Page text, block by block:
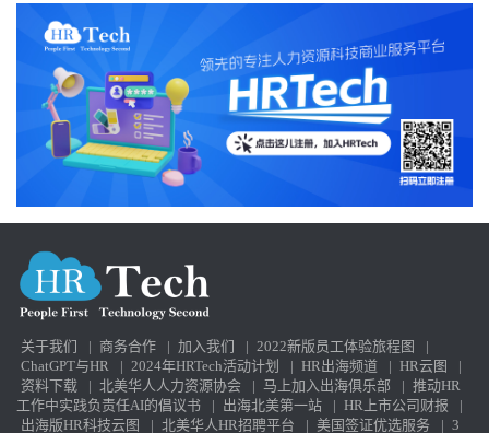
关于我们 | 商务合作 | 加入我们 | 2022新版员工体验旅程图
|
ChatGPT与HR
| 2024年HRTech活动计划 | HR出海频道 | HR云图
|
资料下载
| 北美华人人力资源协会 | 马上加入出海俱乐部 | 推动HR
工作中实践负责任AI的倡议书
| 出海北美第一站 | HR上市公司财报
|
出海版HR科技云图
| 北美华人HR招聘平台 | 美国签证优选服务 | 3